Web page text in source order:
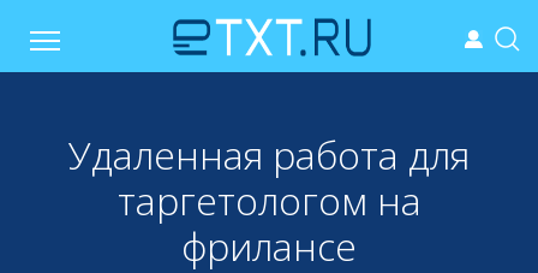
Удаленная работа для
таргетологом на
фрилансе